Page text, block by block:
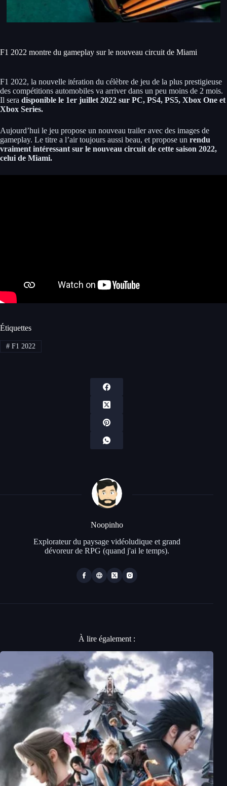
F1 2022 montre du gameplay sur le nouveau circuit de Miami
F1 2022, la nouvelle itération du célèbre de jeu de la plus prestigieuse
des compétitions automobiles va arriver dans un peu moins de 2 mois.
Il sera disponible le 1er juillet 2022 sur PC, PS4, PS5, Xbox One et
Xbox Series.
Aujourd’hui le jeu propose un nouveau trailer avec des images de
gameplay. Le titre a l’air toujours aussi beau, et propose un rendu
vraiment intéressant sur le nouveau circuit de cette saison 2022,
celui de Miami.
Étiquettes
#F1 2022
Noopinho
Explorateur du paysage vidéoludique et grand
dévoreur de RPG (quand j'ai le temps).
À lire également :